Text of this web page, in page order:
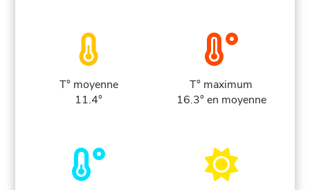
T° moyenne
11.4°
T° maximum
16.3° en moyenne